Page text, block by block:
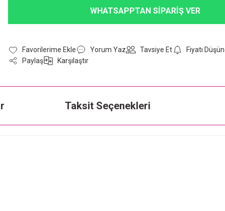
WHATSAPPTAN SİPARİŞ VER
Yorum Yaz Tavsiye Et
Fiyatı
Paylaş
Karşılaştır
Taksit Seçenekleri